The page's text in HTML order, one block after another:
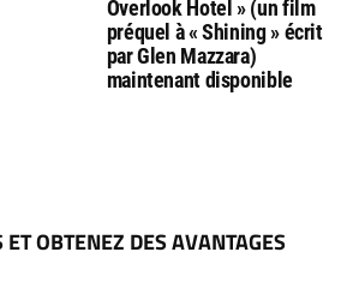
Overlook Hotel » (un film
préquel à « Shining » écrit
par Glen Mazzara)
maintenant disponible
OBTENEZ DES AVANTAGES